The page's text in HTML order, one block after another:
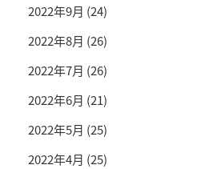
2022年9月 (24)
2022年8月 (26)
2022年7月 (26)
2022年6月 (21)
2022年5月 (25)
2022年4月 (25)